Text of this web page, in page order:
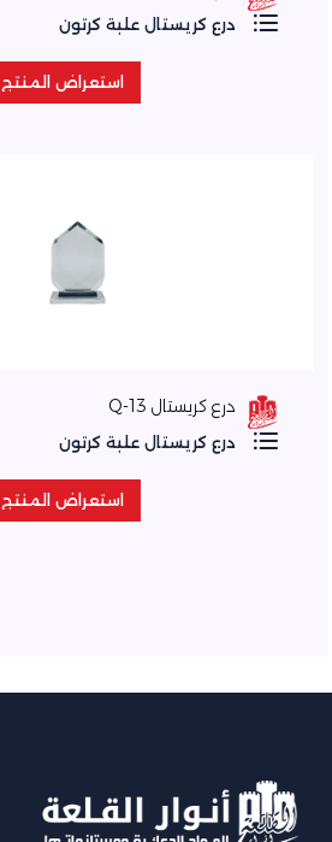
درع كريستال علبة كرتون
استعراض المنتج
استعراض المنتج
درع كريستال Q-13
درع كريستال علبة كرتون
استعراض المنتج
استعراض المنتج